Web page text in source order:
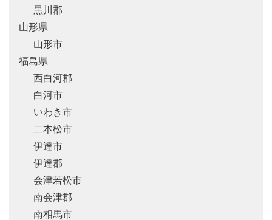
黒川郡
山形県
山形市
福島県
西白河郡
白河市
いわき市
二本松市
伊達市
伊達郡
会津若松市
南会津郡
南相馬市